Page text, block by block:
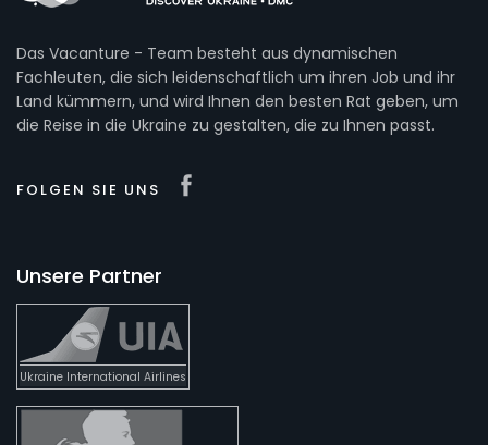
Das Vacanture - Team besteht aus dynamischen
Fachleuten, die sich leidenschaftlich um ihren Job und ihr
Land kümmern, und wird Ihnen den besten Rat geben, um
die Reise in die Ukraine zu gestalten, die zu Ihnen passt.
FOLGEN SIE UNS
Unsere Partner
Ukraine International Airlines